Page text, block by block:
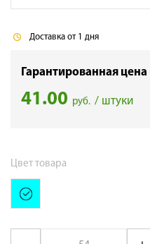
Доставка от 1 дня
Гарантированная цена
41.00 руб. / штуки
Цвет товара